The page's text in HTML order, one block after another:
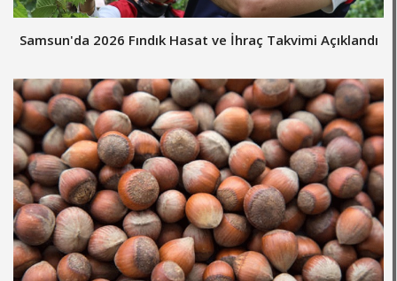
Samsun'da 2026 Fındık Hasat ve İhraç Takvimi Açıklandı